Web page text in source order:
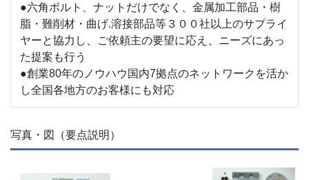
●六角ボルト、ナットだけでなく、金属加工部品・樹
脂・難削材・曲げ.溶接部品等３００社以上のサプライ
ヤーと協力し、ご依頼主の要望に応え、ニーズにあっ
た提案も行う
●創業80年のノウハウ国内7拠点のネットワークを活か
し全国各地方のお客様にも対応
写真・図（要点説明）